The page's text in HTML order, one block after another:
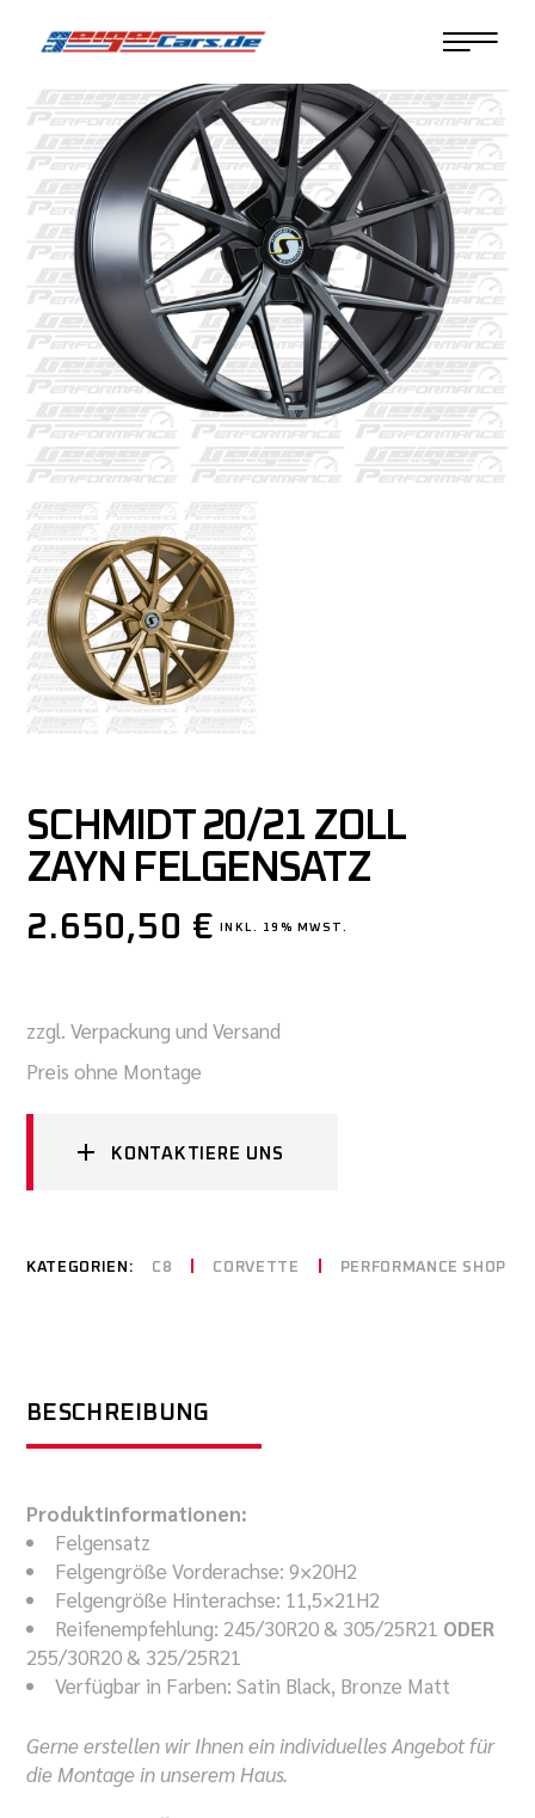
SCHMIDT 20/21 ZOLL
ZAYN FELGENSATZ
2.650,50 € INKL. 19% MWST.
zzgl. Verpackung und Versand
Preis ohne Montage
KONTAKTIERE UNS
KATEGORIEN: C8 CORVETTE PERFORMANCE SHOP
BESCHREIBUNG
Produktinformationen:
Felgensatz
Felgengröße Vorderachse: 9×20H2
Felgengröße Hinterachse: 11,5×21H2
Reifenempfehlung: 245/30R20 & 305/25R21 ODER
255/30R20 & 325/25R21
Verfügbar in Farben: Satin Black, Bronze Matt
Gerne erstellen wir Ihnen ein individuelles Angebot für
die Montage in unserem Haus.